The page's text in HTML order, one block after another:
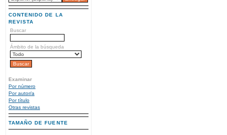
CONTENIDO DE LA
REVISTA
Buscar
Ámbito de la búsqueda
Examinar
Por número
Por autor/a
Por título
Otras revistas
TAMAÑO DE FUENTE